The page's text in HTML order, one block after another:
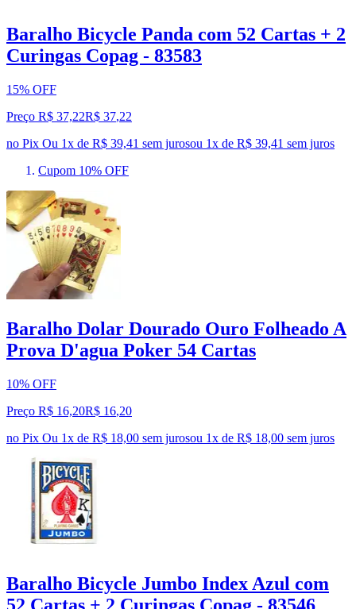
Baralho Bicycle Panda com 52 Cartas + 2
Curingas Copag - 83583
15% OFF
Preço R$ 37,22R$ 37,22
no Pix Ou 1x de R$ 39,41 sem jurosou 1x de R$ 39,41 sem juros
Cupom 10% OFF
Baralho Dolar Dourado Ouro Folheado A
Prova D'agua Poker 54 Cartas
10% OFF
Preço R$ 16,20R$ 16,20
no Pix Ou 1x de R$ 18,00 sem jurosou 1x de R$ 18,00 sem juros
Baralho Bicycle Jumbo Index Azul com
52 Cartas + 2 Curingas Copag - 83546